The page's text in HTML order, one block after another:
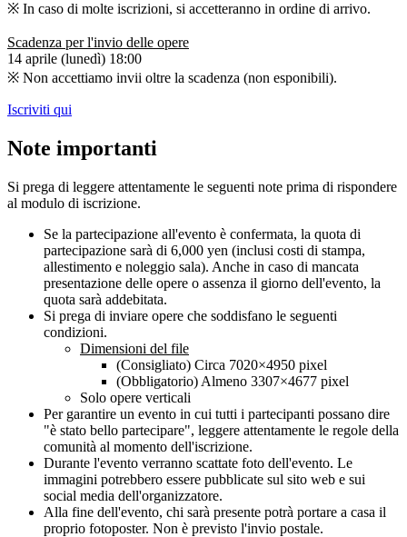
※ In caso di molte iscrizioni, si accetteranno in ordine di arrivo.
Scadenza per l'invio delle opere
14 aprile (lunedì) 18:00
※ Non accettiamo invii oltre la scadenza (non esponibili).
Iscriviti qui
Note importanti
Si prega di leggere attentamente le seguenti note prima di rispondere
al modulo di iscrizione.
Se la partecipazione all'evento è confermata, la quota di
partecipazione sarà di 6,000 yen (inclusi costi di stampa,
allestimento e noleggio sala). Anche in caso di mancata
presentazione delle opere o assenza il giorno dell'evento, la
quota sarà addebitata.
Si prega di inviare opere che soddisfano le seguenti
condizioni.
Dimensioni del file
(Consigliato) Circa 7020×4950 pixel
(Obbligatorio) Almeno 3307×4677 pixel
Solo opere verticali
Per garantire un evento in cui tutti i partecipanti possano dire
"è stato bello partecipare", leggere attentamente le regole della
comunità al momento dell'iscrizione.
Durante l'evento verranno scattate foto dell'evento. Le
immagini potrebbero essere pubblicate sul sito web e sui
social media dell'organizzatore.
Alla fine dell'evento, chi sarà presente potrà portare a casa il
proprio fotoposter. Non è previsto l'invio postale.